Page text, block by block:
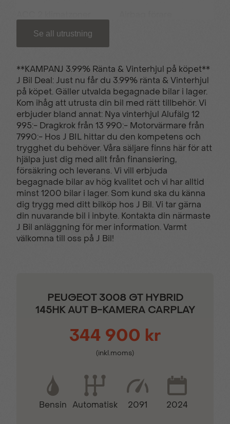
Airbag passagerare
Antisladd Autobroms
Avbländande
innerbackspegel
Avstängningsbar
airbag passagerare
Backkamera Backstartshjälp
Bagagelucka
(handsfree)
Barnlås
Delbart baksäte Digitalradio (DAB)
Elhissar (fram och bak) Elinfällbara sidospeglar
Eluppvärmda
sidospeglar
Euro 6
Se all utrustning
**KAMPANJ 3.99% Ränta & Vinterhjul på köpet**
J Bil Deal: Just nu får du 3.99% ränta & Vinterhjul
på köpet. Gäller utvalda begagnade bilar i lager.
Kom ihåg att utrusta din bil med rätt tillbehör. Vi
erbjuder bland annat: Nya vinterhjul Alufälg 12
995:- Dragkrok från 13 990:- Motorvärmare från
7990:- Hos J BIL hittar du den kompetens och
trygghet du behöver. Våra säljare finns här för att
hjälpa just dig med allt från finansiering,
försäkring och leverans. Vi vill erbjuda
begagnade bilar av hög kvalitet och vi har alltid
minst 1200 bilar i lager. Som kund ska du känna
dig trygg med ditt bilköp hos J Bil. Vi tar gärna
din nuvarande bil i inbyte. Kontakta din närmaste
J Bil anläggning för mer information. Varmt
välkomna till oss på J Bil!
PEUGEOT 3008 GT HYBRID
145HK AUT B-KAMERA CARPLAY
344 900 kr
(inkl.moms)
Bensin Automatisk 2091 2024